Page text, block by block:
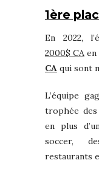
1ère
En 2022,
2000$ CA en
CA qui sont
L’équipe
trophée des
en plus
soccer,
restaurants